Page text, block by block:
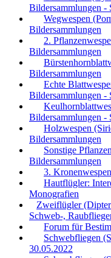
Bildersammlungen -
Wegwespen
Bildersammlungen
2.
Bildersammlungen
Bildersammlungen
Echte
Bildersammlungen -
Bildersammlungen -
Holzwespen
Bildersammlungen
Sonstige
Bildersammlungen
3.
Hautflügler:
Monografien
Zweiflügler
Schweb-,
Forum für
Schwebfliegen
30.05.2022